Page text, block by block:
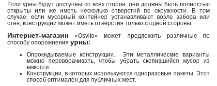
Если урны будут доступны со всех сторон, они должны быть полностью
открыты или же иметь несколько отверстий по окружности. В том
случае, если мусорный контейнер устанавливают возле забора или
стен, конструкции может иметь отверстия только с одной стороны.
Интернет-магазин«Osvito» может предложить различные по
способу опорожнения урны:
Опрокидываемые конструкции. Эти металлические варианты
можно переворачивать, чтобы убрать скопившийся мусор из
емкости.
Конструкции, в которых используются одноразовые пакеты. Этот
способ оптимален для публичных мест.